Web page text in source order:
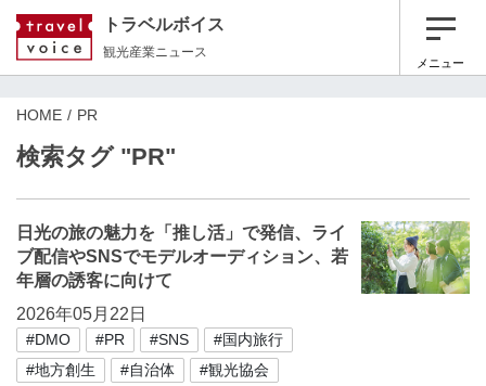
トラベルボイス
観光産業ニュース
メニュー
HOME PR
検索タグ "PR"
日光の旅の魅力を「推し活」で発信、ライ
ブ配信やSNSでモデルオーディション、若
年層の誘客に向けて
2026年05月22日
#DMO #PR #SNS
#国内旅行
#地方創生
#自治体 #観光協会